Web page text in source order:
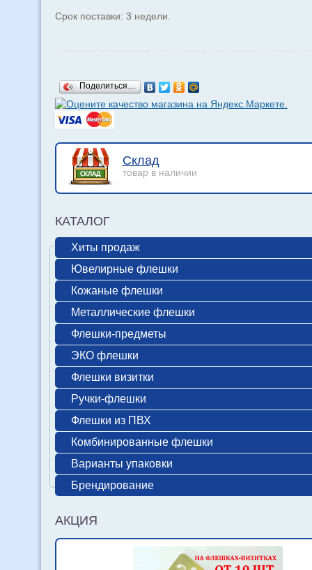
Срок поставки: 3 недели.
Поделиться…
Склад
товар в наличии
КАТАЛОГ
Хиты продаж
Ювелирные флешки
Кожаные флешки
Металлические флешки
Флешки-предметы
ЭКО флешки
Флешки визитки
Ручки-флешки
Флешки из ПВХ
Комбинированные флешки
Варианты упаковки
Брендирование
АКЦИЯ